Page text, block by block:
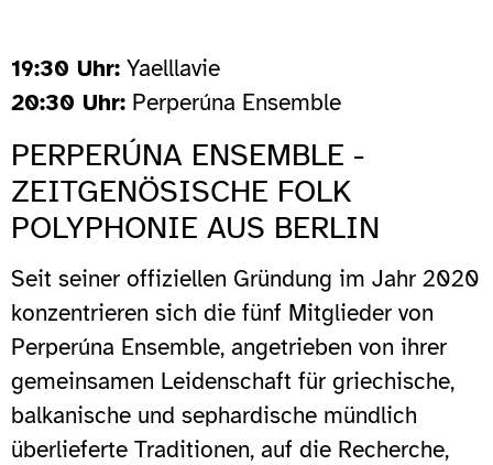
19:30 Uhr: Yaelllavie
20:30 Uhr: Perperúna Ensemble
PERPERÚNA ENSEMBLE -
ZEITGENÖSISCHE FOLK
POLYPHONIE AUS BERLIN
Seit seiner offiziellen Gründung im Jahr 2020
konzentrieren sich die fünf Mitglieder von
Perperúna Ensemble, angetrieben von ihrer
gemeinsamen Leidenschaft für griechische,
balkanische und sephardische mündlich
überlieferte Traditionen, auf die Recherche,